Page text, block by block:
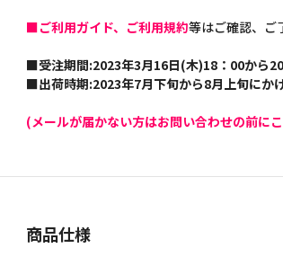
■ご利用ガイド、ご利用規約等はご確認、ご
■受注期間:2023年3月16日(木)18：00から
■出荷時期:2023年7月下旬から8月上旬にか
(メールが届かない方はお問い合わせの前に
商品仕様